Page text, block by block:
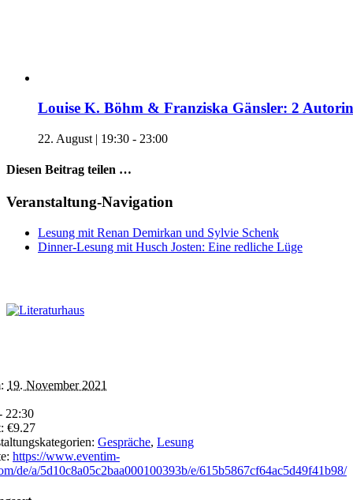
Louise K. Böhm & Franziska Gänsler: 2
22. August | 19:30 - 23:00
Diesen Beitrag teilen …
Facebook
X
WhatsApp
Pinterest
E-
Veranstaltung-Navigation
Lesung mit Renan Demirkan und Sylvie Schenk
Dinner-Lesung mit Husch Josten: Eine redliche Lüge
19. November 2021
22:30
€9.27
Gespräche, Lesung
https://www.eventim-
de/a/5d10c8a05c2baa000100393b/e/615b5867cf64ac5d49f41b98/